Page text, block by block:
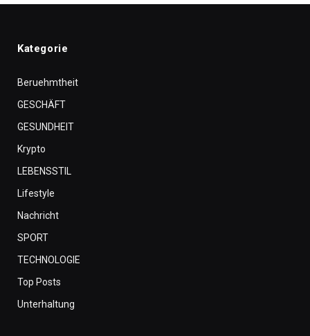
Kategorie
Beruehmtheit
GESCHÄFT
GESUNDHEIT
Krypto
LEBENSSTIL
Lifestyle
Nachricht
SPORT
TECHNOLOGIE
Top Posts
Unterhaltung